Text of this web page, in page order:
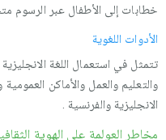
خطابات إلى الأطفال عبر الرسوم
الأدوات اللغوية
تتمثل في استعمال اللغة
والتعليم والعمل والأماكن
الانجليزية والفرنسية .
مخاطر العولمة على الهوية